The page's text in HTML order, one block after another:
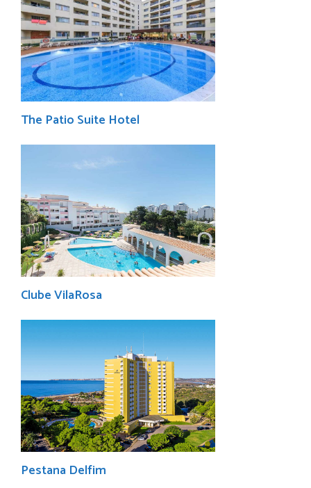
The Patio Suite Hotel
Clube VilaRosa
Pestana Delfim